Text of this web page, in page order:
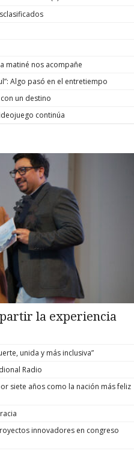
matiné nos acompañe
Algo pasó en el entretiempo
un destino
continúa
la experiencia
unida y más inclusiva”
Radio
siete años como la nación más feliz
innovadores en congreso